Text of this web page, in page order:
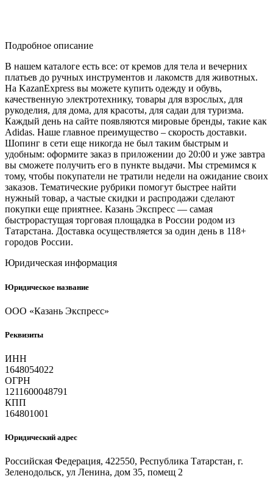
Подробное описание
В нашем каталоге есть все: от кремов для тела и вечерних
платьев до ручных инструментов и лакомств для животных.
На KazanExpress вы можете купить одежду и обувь,
качественную электротехнику, товары для взрослых, для
рукоделия, для дома, для красоты, для садаи для туризма.
Каждый день на сайте появляются мировые бренды, такие как
Adidas. Наше главное преимущество – скорость доставки.
Шопинг в сети еще никогда не был таким быстрым и
удобным: оформите заказ в приложении до 20:00 и уже завтра
вы сможете получить его в пункте выдачи. Мы стремимся к
тому, чтобы покупатели не тратили недели на ожидание своих
заказов. Тематические рубрики помогут быстрее найти
нужный товар, а частые скидки и распродажи сделают
покупки еще приятнее. Казань Экспресс — самая
быстрорастущая торговая площадка в России родом из
Татарстана. Доставка осуществляется за один день в 118+
городов России.
Юридическая информация
Юридическое название
ООО «Казань Экспресс»
Реквизиты
ИНН
1648054022
ОГРН
1211600048791
КПП
164801001
Юридический адрес
Российская Федерация, 422550, Республика Татарстан, г.
Зеленодольск, ул Ленина, дом 35, помещ 2